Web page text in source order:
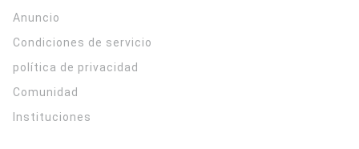
Anuncio
Condiciones de servicio
política de privacidad
Comunidad
Instituciones